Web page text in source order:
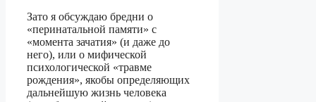
Зато я обсуждаю бредни о
«перинатальной памяти» с
«момента зачатия» (и даже до
него), или о мифической
психологической «травме
рождения», якобы определяющих
дальнейшую жизнь человека